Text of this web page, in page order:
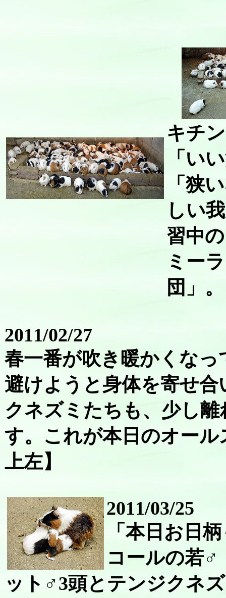
キチ
「い
「狭
しい
習中
ミー
団」。
2011/02/27
春一番が吹き暖かくな
避けようと身体を寄せ
クネズミたちも、少し
す。これが本日のオー
上左】
2011/03/25
「本日お日
コールの若
ット♂3頭とテンジクネ